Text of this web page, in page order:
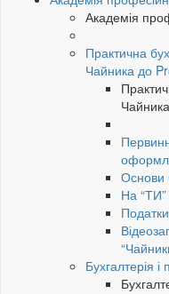
Академія
Практична
Чайника до
Основи
На
Бухгалтерія